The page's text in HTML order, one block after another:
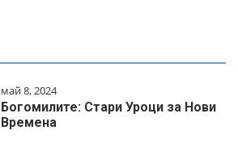
май 8, 2024
Богомилите: Стари Уроци за Нови
Времена